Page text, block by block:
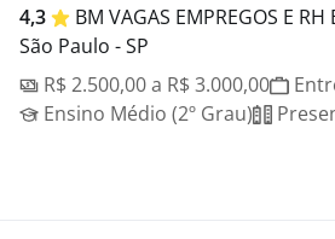
4,3 BM VAGAS EMPREGOS E RH
São Paulo - SP
R$ 2.500,00 a R$ 3.000,00
Ensino Médio (2º Grau)